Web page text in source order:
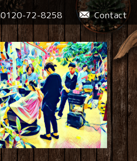
Contact
0120-72-8258